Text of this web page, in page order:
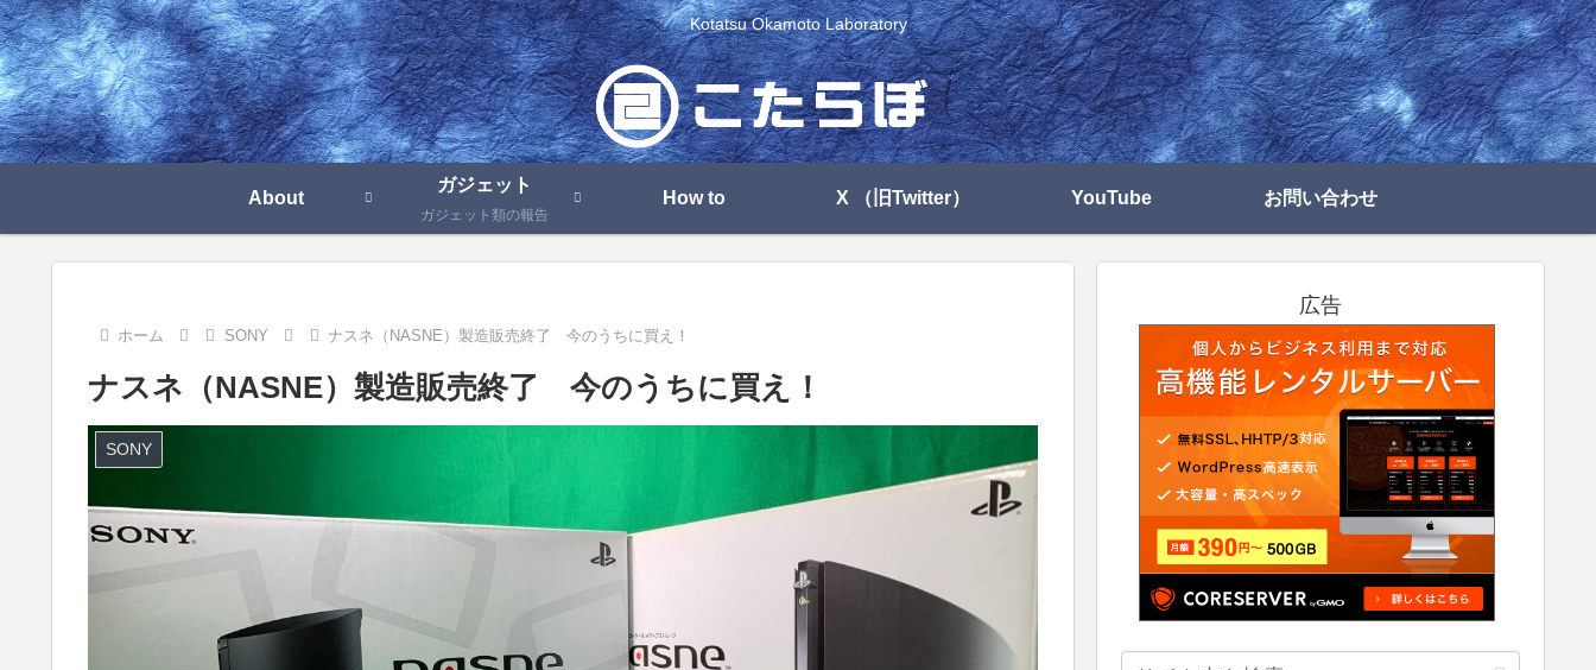
Kotatsu Okamoto Laboratory
About
ガジェット
ガジェット類の報告
How to X （旧Twitter） YouTube お問い合わせ
ホーム SONY ナスネ（NASNE）製造販売終了 今のうちに買え！
ナスネ（NASNE）製造販売終了 今のうちに買え！
SONY
広告